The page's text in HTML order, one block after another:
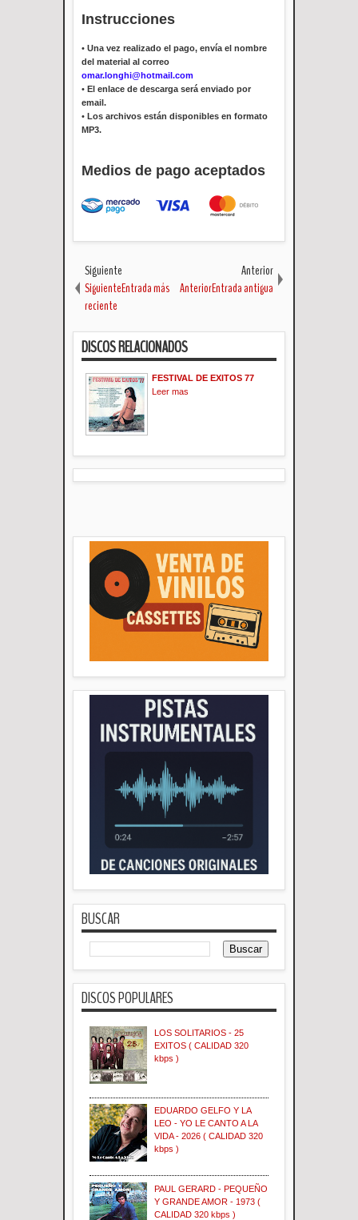
Instrucciones
• Una vez realizado el pago, envía el nombre
del material al correo
omar.longhi@hotmail.com
• El enlace de descarga será enviado por
email.
• Los archivos están disponibles en formato
MP3.
Medios de pago aceptados
Siguiente
SiguienteEntrada más
reciente
Anterior
AnteriorEntrada antigua
DISCOS RELACIONADOS
FESTIVAL DE EXITOS 77
Leer mas
BUSCAR
DISCOS POPULARES
LOS SOLITARIOS - 25
EXITOS ( CALIDAD 320
kbps )
EDUARDO GELFO Y LA
LEO - YO LE CANTO A LA
VIDA - 2026 ( CALIDAD 320
kbps )
PAUL GERARD - PEQUEÑO
Y GRANDE AMOR - 1973 (
CALIDAD 320 kbps )